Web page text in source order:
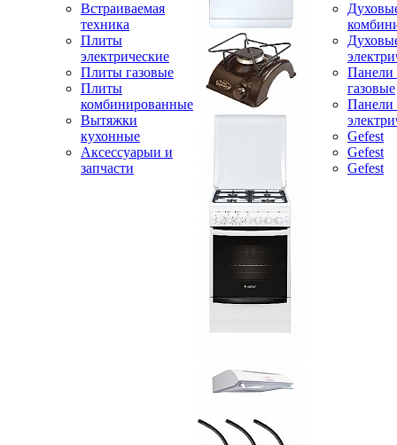
Встраиваемая
техника
Плиты
электрические
Плиты газовые
Плиты
комбинированные
Вытяжки
кухонные
Аксессуарыи и
запчасти
Панели
газовые
Панели
Gefest
Gefest
Gefest